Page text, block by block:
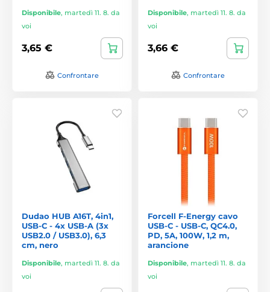
Disponibile, martedì 11. 8. da
voi
3,65 €
Confrontare
Disponibile, martedì 11. 8. da
voi
3,66 €
Confrontare
Dudao HUB A16T, 4in1,
USB-C - 4x USB-A (3x
USB2.0 / USB3.0), 6,3
cm, nero
Disponibile, martedì 11. 8. da
voi
Forcell F-Energy cavo
USB-C - USB-C, QC4.0,
PD, 5A, 100W, 1,2 m,
arancione
Disponibile, martedì 11. 8. da
voi